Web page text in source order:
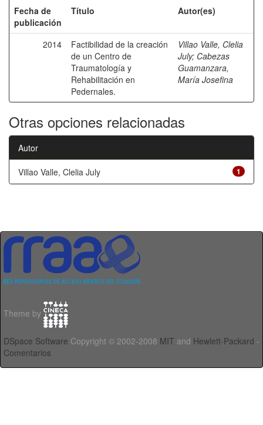
Fecha de
publicación
Título Autor(es)
2014
Factibilidad de la creación
de un Centro de
Traumatología y
Rehabilitación en
Pedernales.
Villao Valle, Clelia
July; Cabezas
Guamanzara,
María Josefina
Otras opciones relacionadas
Autor
1
Villao Valle, Clelia July
Theme by
DSpace Software Copyright © 2002-2008 MIT and Hewlett-Packard -
Comentarios